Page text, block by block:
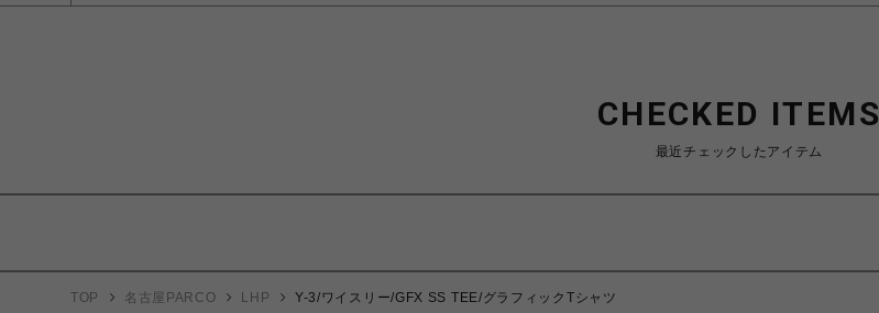
CHECKED ITEMS
最近チェックしたアイテム
TOP 名古屋PARCO LHP Y-3/ワイスリー/GFX SS TEE/グラフィックTシャツ